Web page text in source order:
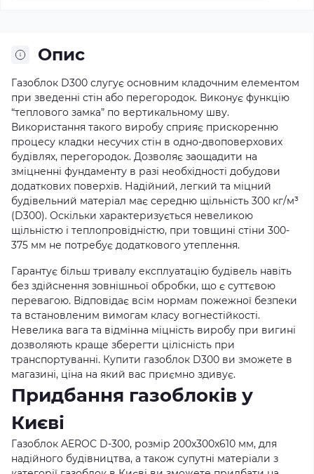
Опис
Газоблок D300 слугує основним кладочним елементом
при зведенні стін або перегородок. Виконує функцію
“теплового замка” по вертикальному шву.
Використання такого виробу сприяє прискоренню
процесу кладки несучих стін в одно-двоповерхових
будівлях, перегородок. Дозволяє заощадити на
зміцненні фундаменту в разі необхідності добудови
додаткових поверхів. Надійний, легкий та міцний
будівельний матеріал має середню щільність 300 кг/м³
(D300). Оскільки характеризується невеликою
щільністю і теплопровідністю, при товщині стіни 300-
375 мм не потребує додаткового утеплення.
Гарантує більш тривалу експлуатацію будівель навіть
без здійснення зовнішньої обробки, що є суттєвою
перевагою. Відповідає всім нормам пожежної безпеки
та встановленим вимогам класу вогнестійкості.
Невелика вага та відмінна міцність виробу при вигині
дозволяють краще зберегти цілісність при
транспортуванні. Купити газоблок D300 ви зможете в
магазині, ціна на який вас приємно здивує.
Придбання газоблоків у
Києві
Газоблок AEROC D-300, розмір 200x300x610 мм, для
надійного будівництва, а також супутні матеріали з